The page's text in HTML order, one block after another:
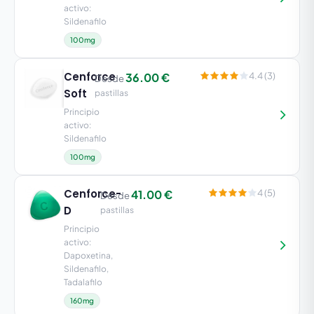
Cenforce-
D
Principio
activo:
Dapoxetina,
Sildenafilo,
Tadalafilo
160mg
Desde41.00 €
pastillas
4 (5)
activo:
Sildenafilo
100mg
Cenforce
Soft
Principio
activo:
Sildenafilo
100mg
Desde36.00 €
pastillas
4.4 (3)